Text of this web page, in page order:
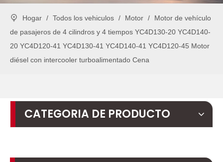
Hogar / Todos los vehiculos / Motor /
Motor de vehículo
de pasajeros de 4 cilindros y 4 tiempos YC4D130-20 YC4D140-
20 YC4D120-41 YC4D130-41 YC4D140-41 YC4D120-45 Motor
diésel con intercooler turboalimentado Cena
CATEGORIA DE PRODUCTO